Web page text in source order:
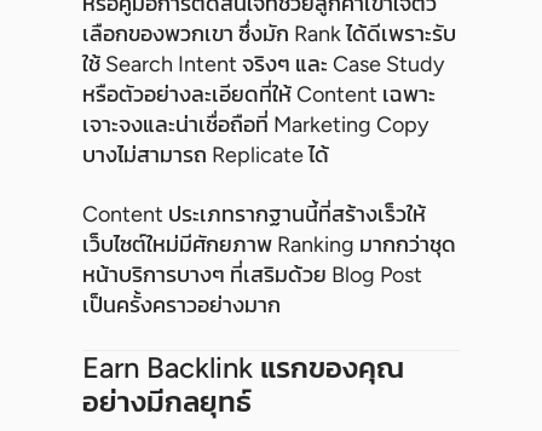
เลือกของพวกเขา ซึ่งมัก Rank ได้ดีเพราะรับ
ใช้ Search Intent จริงๆ และ Case Study
หรือตัวอย่างละเอียดที่ให้ Content เฉพาะ
เจาะจงและน่าเชื่อถือที่ Marketing Copy
บางไม่สามารถ Replicate ได้
Content ประเภทรากฐานนี้ที่สร้างเร็วให้
เว็บไซต์ใหม่มีศักยภาพ Ranking มากกว่าชุด
หน้าบริการบางๆ ที่เสริมด้วย Blog Post
เป็นครั้งคราวอย่างมาก
Earn Backlink แรกของคุณ
อย่างมีกลยุทธ์